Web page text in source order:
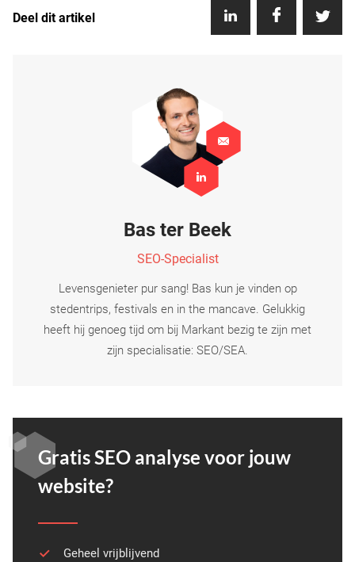
Deel dit artikel
Bas ter Beek
SEO-Specialist
Levensgenieter pur sang! Bas kun je vinden op
stedentrips, festivals en in the mancave. Gelukkig
heeft hij genoeg tijd om bij Markant bezig te zijn met
zijn specialisatie: SEO/SEA.
Gratis SEO analyse voor jouw
website?
Geheel vrijblijvend